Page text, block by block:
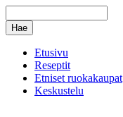
Etusivu
Reseptit
Etniset ruokakaupat
Keskustelu